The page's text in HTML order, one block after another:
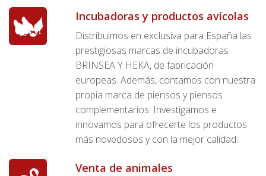
Incubadoras y productos avícolas
Distribuimos en exclusiva para España las
prestigiosas marcas de incubadoras
BRINSEA Y HEKA, de fabricación
europeas. Además, contamos con nuestra
propia marca de piensos y piensos
complementarios. Investigamos e
innovamos para ofrecerte los productos
más novedosos y con la mejor calidad.
Venta de animales